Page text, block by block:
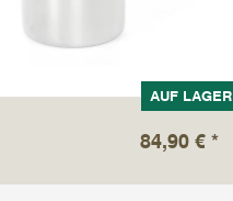
AUF LAGER
84,90 € *